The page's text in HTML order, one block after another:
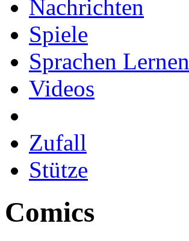
Nachrichten
Spiele
Sprachen Lernen
Videos
Zufall
Stütze
Comics